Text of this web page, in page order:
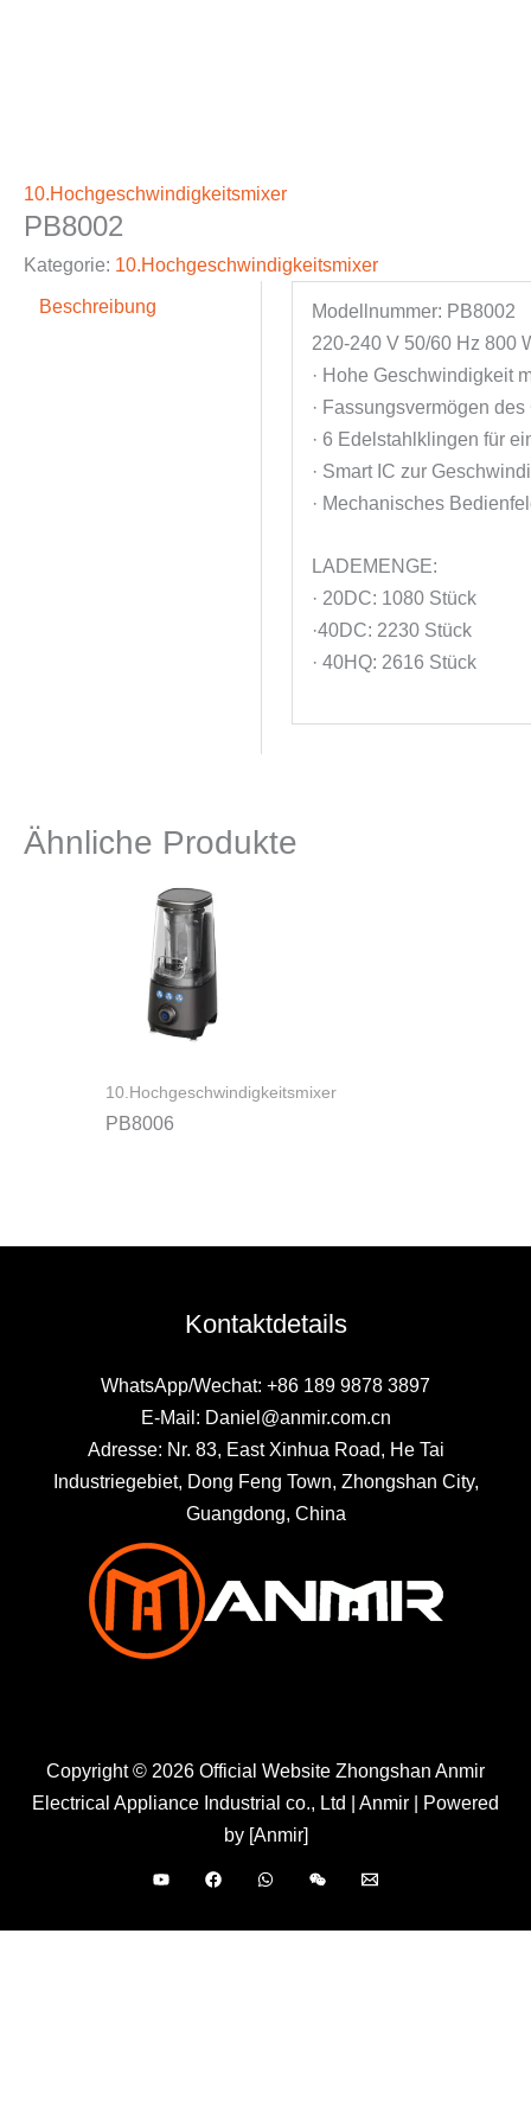
10.Hochgeschwindigkeitsmixer
PB8002
Kategorie: 10.Hochgeschwindigkeitsmixer
Beschreibung
Modellnummer: PB8002
220-240 V 50/60 Hz 800
· Hohe Geschwindigkeit
· Fassungsvermögen
· 6 Edelstahlklingen für
· Smart IC zur
· Mechanisches
LADEMENGE:
· 20DC: 1080 Stück
·40DC: 2230 Stück
· 40HQ: 2616 Stück
Ähnliche Produkte
10.Hochgeschwindigkeitsmixer
PB8006
Kontaktdetails
WhatsApp/Wechat: +86 189 9878 3897
E-Mail: Daniel@anmir.com.cn
Adresse: Nr. 83, East Xinhua Road, He Tai
Industriegebiet, Dong Feng Town, Zhongshan City,
Guangdong, China
Copyright © 2026 Official Website Zhongshan Anmir
Electrical Appliance Industrial co., Ltd | Anmir | Powered
by [Anmir]